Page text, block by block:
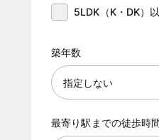
5LDK（K・DK）
築年数
最寄り駅までの徒歩時